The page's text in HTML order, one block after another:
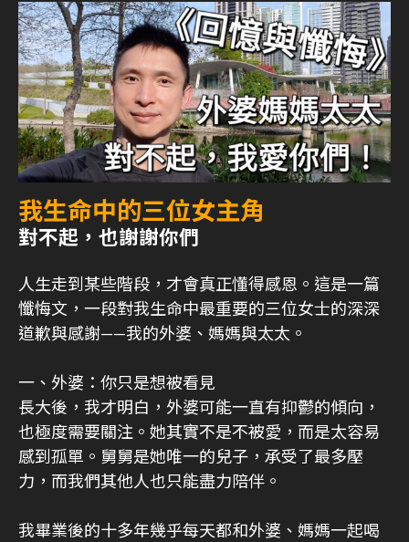
我生命中的三位女主角
對不起，也謝謝你們
人生走到某些階段，才會真正懂得感恩。這是一篇
懺悔文，一段對我生命中最重要的三位女士的深深
道歉與感謝——我的外婆、媽媽與太太。
一、外婆：你只是想被看見
長大後，我才明白，外婆可能一直有抑鬱的傾向，
也極度需要關注。她其實不是不被愛，而是太容易
感到孤單。舅舅是她唯一的兒子，承受了最多壓
力，而我們其他人也只能盡力陪伴。
我畢業後的十多年幾乎每天都和外婆、媽媽一起喝